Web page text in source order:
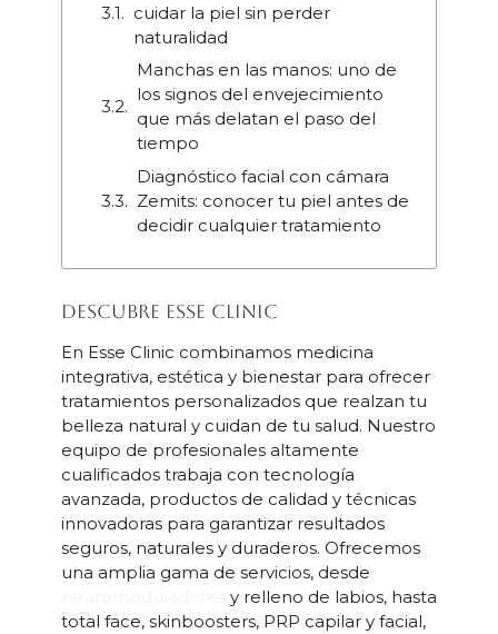
cuidar la piel sin perder
naturalidad
Manchas en las manos: uno de
los signos del envejecimiento
que más delatan el paso del
tiempo
Diagnóstico facial con cámara
Zemits: conocer tu piel antes de
decidir cualquier tratamiento
Descubre Esse Clinic
En Esse Clinic combinamos medicina
integrativa, estética y bienestar para ofrecer
tratamientos personalizados que realzan tu
belleza natural y cuidan de tu salud. Nuestro
equipo de profesionales altamente
cualificados trabaja con tecnología
avanzada, productos de calidad y técnicas
innovadoras para garantizar resultados
seguros, naturales y duraderos. Ofrecemos
una amplia gama de servicios, desde
y relleno de labios, hasta
total face, skinboosters, PRP capilar y facial,